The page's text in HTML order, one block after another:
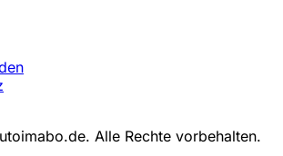
Alle Rechte vorbehalten.